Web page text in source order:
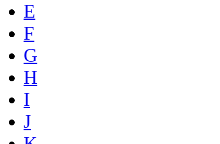
E
F
G
H
I
J